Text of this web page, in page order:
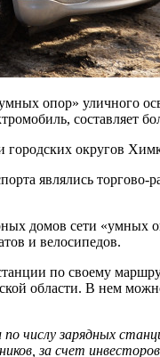
опор» уличного
городских округов
являлись
домов сети
и велосипедов.
по своему
области. В нем
числу зарядных
за счет